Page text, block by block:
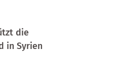
die
in Syrien